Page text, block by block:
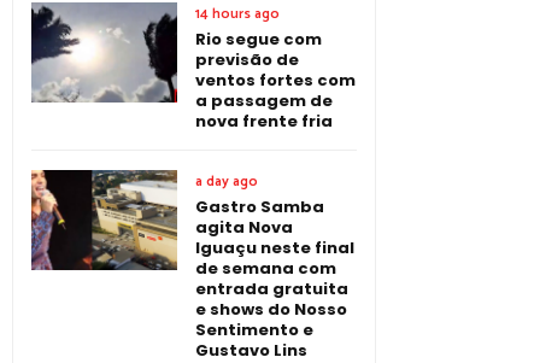
14 hours ago
Rio segue com
previsão de
ventos fortes com
a passagem de
nova frente fria
a day ago
Gastro Samba
agita Nova
Iguaçu neste final
de semana com
entrada gratuita
e shows do Nosso
Sentimento e
Gustavo Lins